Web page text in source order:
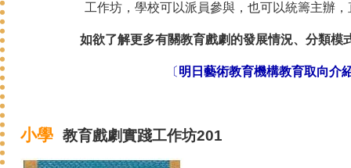
工作坊，學校可以派員參與，也可以統籌主辦
如欲了解更多有關教育戲劇的發展情況、分類模
〔 明日藝術教育機構教育取向介
小學 教育戲劇實踐工作坊201